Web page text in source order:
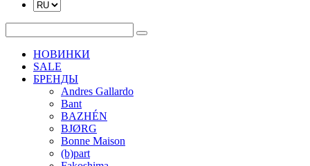
НОВИНКИ
SALE
БРЕНДЫ
Andres Gallardo
Bant
BAZHÉN
BJØRG
Bonne Maison
(b)part